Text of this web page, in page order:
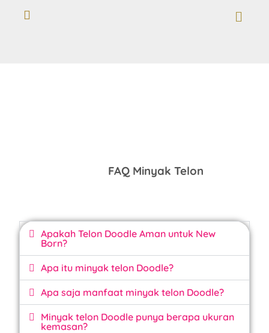
FAQ Minyak Telon
Apakah Telon Doodle Aman untuk New
Born?
Apa itu minyak telon Doodle?
Apa saja manfaat minyak telon Doodle?
Minyak telon Doodle punya berapa ukuran
kemasan?